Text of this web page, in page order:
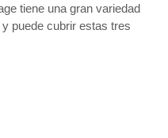
tiene una gran variedad
puede cubrir estas tres